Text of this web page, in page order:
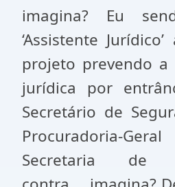
imagina? Eu
‘Assistente
projeto prevendo a
jurídica por
Secretário de
Procuradoria-
Secretaria de